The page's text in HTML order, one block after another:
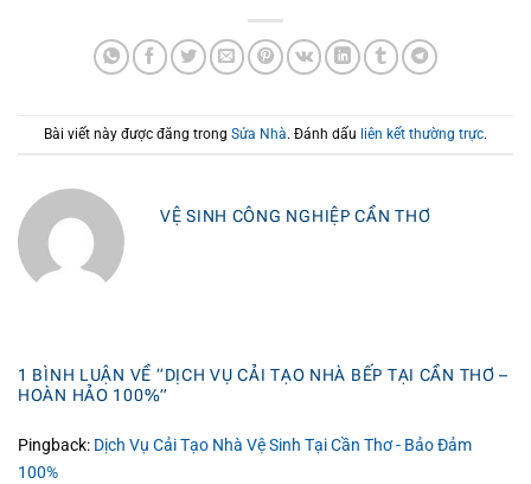
Bài viết này được đăng trong Sửa Nhà. Đánh dấu liên kết thường trực.
VỆ SINH CÔNG NGHIỆP CẦN THƠ
1 BÌNH LUẬN VỀ “DỊCH VỤ CẢI TẠO NHÀ BẾP TẠI CẦN THƠ –
HOÀN HẢO 100%”
Pingback: Dịch Vụ Cải Tạo Nhà Vệ Sinh Tại Cần Thơ - Bảo Đảm
100%